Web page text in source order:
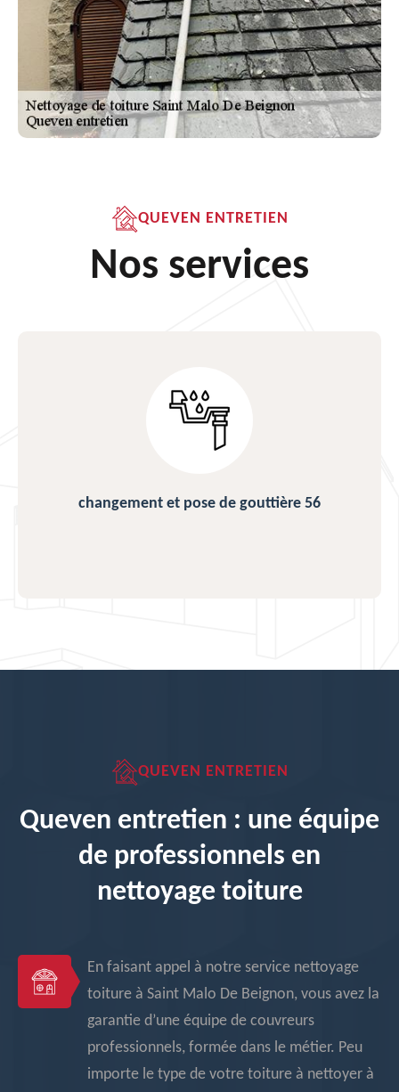
QUEVEN ENTRETIEN
Nos services
changement et pose de gouttière 56
QUEVEN ENTRETIEN
Queven entretien : une équipe
de professionnels en
nettoyage toiture
En faisant appel à notre service nettoyage
toiture à Saint Malo De Beignon, vous avez la
garantie d’une équipe de couvreurs
professionnels, formée dans le métier. Peu
importe le type de votre toiture à nettoyer à